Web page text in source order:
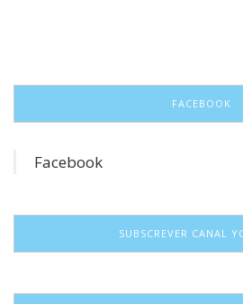
FACEBOOK
Facebook
SUBSCREVER CANAL